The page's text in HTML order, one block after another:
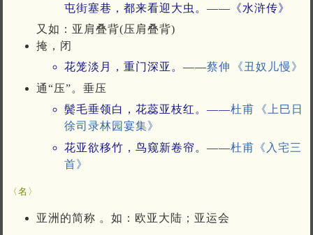
屯街塞巷，都来看迎大虫。——《水浒传》
又如：亚肩叠背(压肩叠背)
掩，闭
花笼淡月，重门深亚。——蔡伸
《丑奴儿慢》
通“压”。垂压
鬓毛垂领白，花蕊亚枝红。——杜甫
《上巳日
徐司录林园宴集》
花亚欲移竹，鸟窥新卷帘。——杜甫 《入宅三
首》
〈名〉
亚洲的简称 。如：欧亚大陆；亚运会